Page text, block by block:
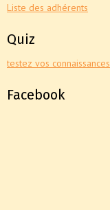
Liste des adhérents
Quiz
testez vos connaissances
Facebook